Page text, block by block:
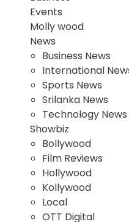
Events
Molly wood
News
Business News
International
Sports News
Srilanka News
Technology News
Showbiz
Bollywood
Film Reviews
Hollywood
Kollywood
Local
OTT Digital